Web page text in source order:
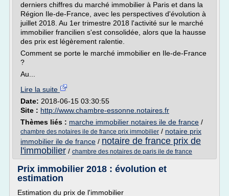
derniers chiffres du marché immobilier à Paris et dans la
Région Ile-de-France, avec les perspectives d'évolution à
juillet 2018. Au 1er trimestre 2018 l'activité sur le marché
immobilier francilien s'est consolidée, alors que la hausse
des prix est légèrement ralentie.
Comment se porte le marché immobilier en Ile-de-France
?
Au...
Lire la suite
Date: 2018-06-15 03:30:55
Site : http://www.chambre-essonne.notaires.fr
Thèmes liés : marche immobilier notaires ile de france /
chambre des notaires ile de france prix immobilier / notaire prix
immobilier ile de france / notaire de france prix de
l'immobilier / chambre des notaires de paris ile de france
Prix immobilier 2018 : évolution et
estimation
Estimation du prix de l'immobilier